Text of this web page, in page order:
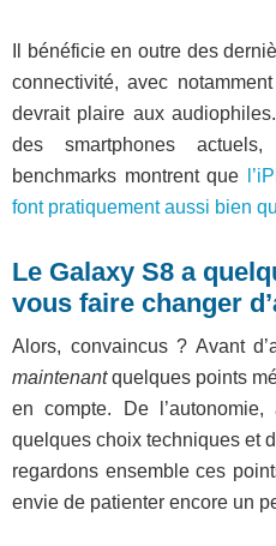
Il bénéficie en outre des
connectivité, avec
devrait plaire aux
des smartphones
benchmarks montrent que
font pratiquement aussi bien
Le Galaxy S8 a
vous faire changer
Alors, convaincus ? Avant
maintenantquelques points
en compte. De
quelques choix techniques et
regardons ensemble ces
envie de patienter encore un